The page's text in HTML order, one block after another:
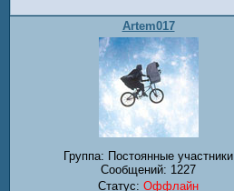
Artem017
Группа: Постоянные участники
Сообщений: 1227
Статус: Оффлайн